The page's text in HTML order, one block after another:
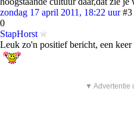
zondag 17 april 2011, 18:22 uur #3
0
StapHorst
Leuk zo'n positief bericht, een
▼ Advertentie